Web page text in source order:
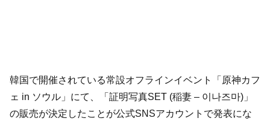
韓国で開催されている常設オフラインイベント「原神カフ
ェ in ソウル」にて、「証明写真SET (稲妻 – 이나즈마)」
の販売が決定したことが公式SNSアカウントで発表にな